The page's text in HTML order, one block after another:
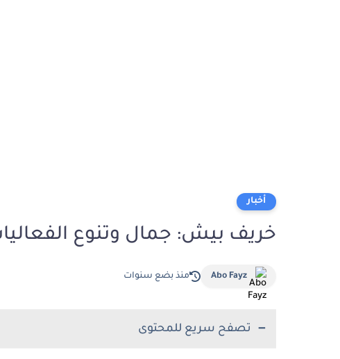
أخبار
خريف بيش: جمال وتنوع
Abo Fayz منذ بضع سنوات
تصفح سريع للمحتوى